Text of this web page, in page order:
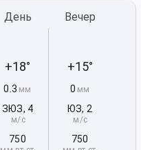
День
+18°
0.3 мм
ЗЮЗ, 4
м/с
750
Вечер
+15°
0 мм
ЮЗ, 2
м/с
750